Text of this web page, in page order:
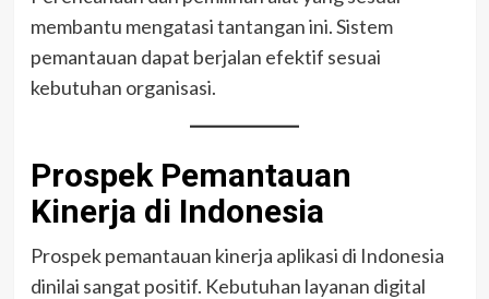
membantu mengatasi tantangan ini. Sistem
pemantauan dapat berjalan efektif sesuai
kebutuhan organisasi.
Prospek Pemantauan
Kinerja di Indonesia
Prospek pemantauan kinerja aplikasi di Indonesia
dinilai sangat positif. Kebutuhan layanan digital